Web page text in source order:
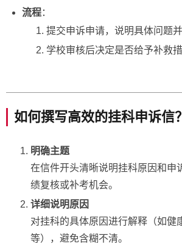
流程：
提交申诉申请，说明具体问题并
学校审核后决定是否给予补救措
如何撰写高效的挂科申诉信？
明确主题
在信件开头清晰说明挂科原因和申
绩复核或补考机会。
详细说明原因
对挂科的具体原因进行解释（如健
等），避免含糊不清。